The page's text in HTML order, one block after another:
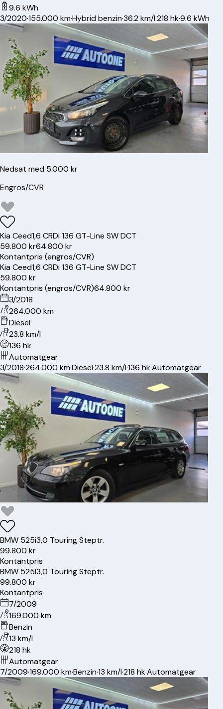
9.6 kWh
3/2020·155.000 km·Hybrid benzin·36.2 km/l·218 hk·9.6 kWh
Nedsat med 5.000 kr
Engros/CVR
KiaCeed1,6 CRDi 136 GT-Line SW DCT
59.800 kr64.800 kr
Kontantpris (engros/CVR)
KiaCeed1,6 CRDi 136 GT-Line SW DCT
59.800 kr
Kontantpris (engros/CVR)64.800 kr
3/2018
264.000 km
Diesel
23.8 km/l
136 hk
Automatgear
3/2018·264.000 km·Diesel·23.8 km/l·136 hk·Automatgear
BMW 525i3,0 Touring Steptr.
99.800 kr
Kontantpris
BMW 525i3,0 Touring Steptr.
99.800 kr
Kontantpris
7/2009
169.000 km
Benzin
13 km/l
218 hk
Automatgear
7/2009·169.000 km·Benzin·13 km/l·218 hk·Automatgear